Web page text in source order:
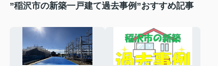
”稲沢市の新築一戸建て過去事例”おすすめ記事